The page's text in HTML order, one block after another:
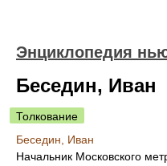
Энциклопедия
Беседин, Иван
Толкование
Беседин, Иван
Начальник Московского